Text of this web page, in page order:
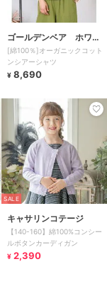
ゴールデンベア ホワイ
トレーベル
[綿100％]オーガニックコット
ンシアーシャツ
¥ 8,690
SALE
キャサリンコテージ
【140-160】綿100%コンシー
ルボタンカーディガン
¥ 2,390